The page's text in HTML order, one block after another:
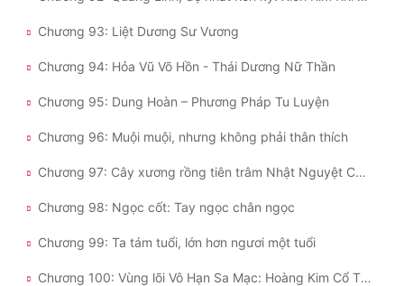
Chương 93: Liệt Dương Sư Vương
Chương 94: Hỏa Vũ Võ Hồn - Thái Dương Nữ Thần
Chương 95: Dung Hoàn – Phương Pháp Tu Luyện
Chương 96: Muội muội, nhưng không phải thân thích
Chương 97: Cây xương rồng tiên trâm Nhật Nguyệt Châu
Chương 98: Ngọc cốt: Tay ngọc chân ngọc
Chương 99: Ta tám tuổi, lớn hơn ngươi một tuổi
Chương 100: Vùng lõi Vô Hạn Sa Mạc: Hoàng Kim Cổ Thụ